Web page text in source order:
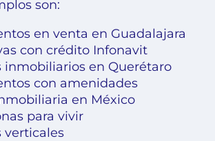
son:
en venta en Guadalajara
con crédito Infonavit
inmobiliarios en Querétaro
con amenidades
en México
para vivir
verticales